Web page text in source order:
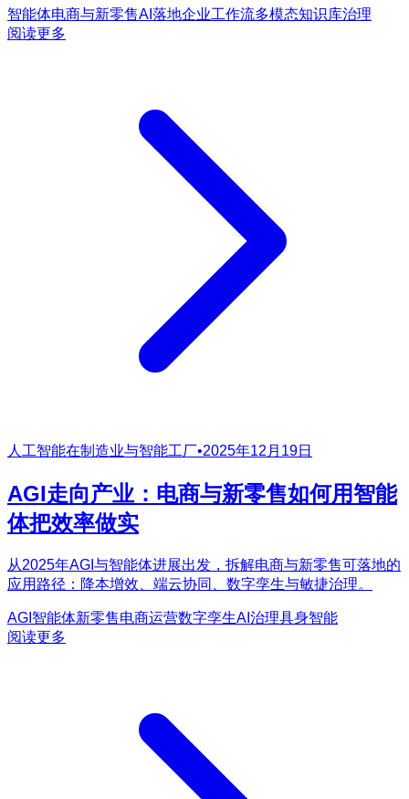
智能体电商与新零售AI落地企业工作流多模态知识库治理
阅读更多
人工智能在制造业与智能工厂•2025年12月19日
AGI走向产业：电商与新零售如何用智能
体把效率做实
从2025年AGI与智能体进展出发，拆解电商与新零售可落地的
应用路径：降本增效、端云协同、数字孪生与敏捷治理。
AGI 智能体新零售电商运营数字孪生AI治理具身智能
阅读更多